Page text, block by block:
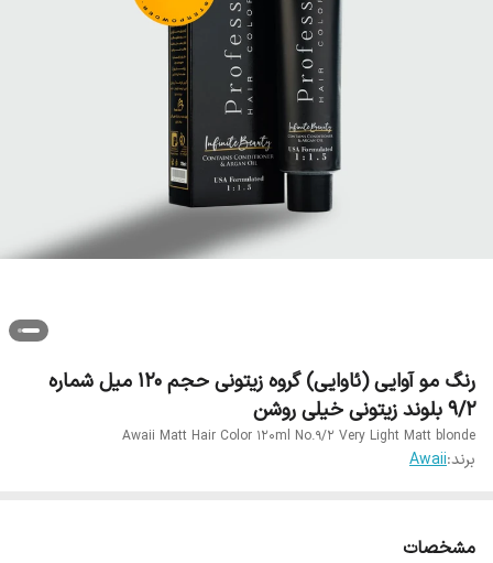
رنگ مو آوایی (ئاوایی) گروه زیتونی حجم 120 میل شماره
9/2 بلوند زیتونی خیلی روشن
Awaii Matt Hair Color 120ml No.9/2 Very Light Matt blonde
برند:Awaii
مشخصات